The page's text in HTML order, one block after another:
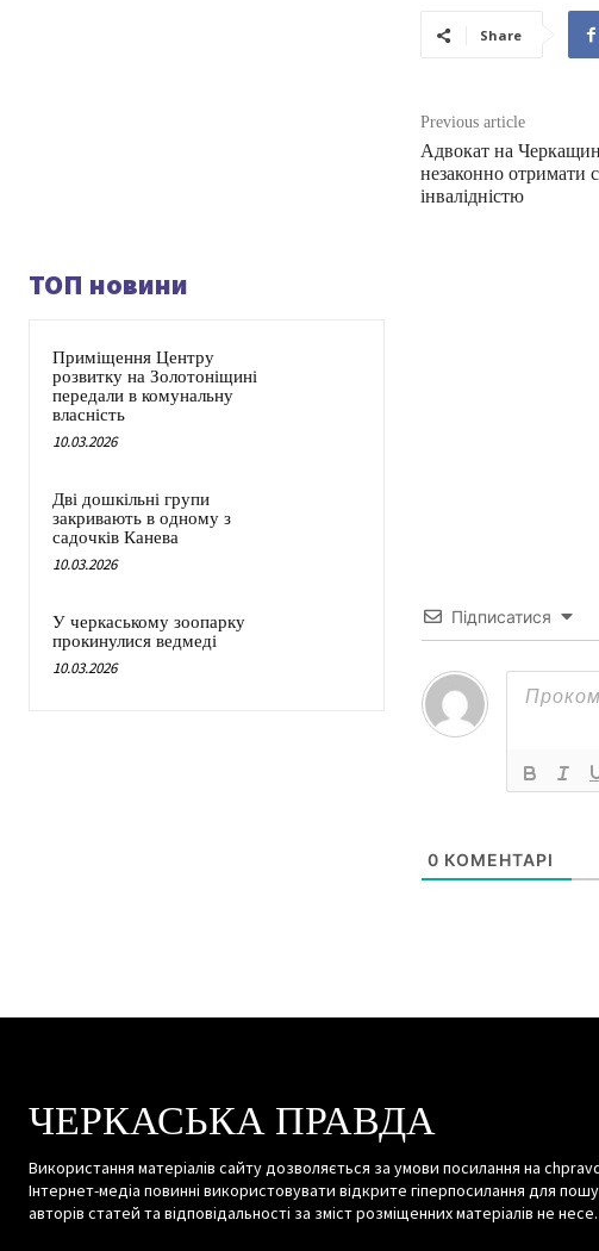
Share
Previous article
Адвокат на
незаконно отримати
інвалідністю
ТОП новини
Приміщення Центру
розвитку на Золотоніщині
передали в комунальну
власність
10.03.2026
Дві дошкільні групи
закривають в одному з
садочків Канева
10.03.2026
У черкаському зоопарку
прокинулися ведмеді
10.03.2026
Підписатися
0 КОМЕНТАРІ
ЧЕРКАСЬКА ПРАВДА
Використання матеріалів сайту дозволяється за умови посилання на
Інтернет-медіа повинні використовувати відкрите гіперпосилання для
авторів статей та відповідальності за зміст розміщенних матеріалів не несе.